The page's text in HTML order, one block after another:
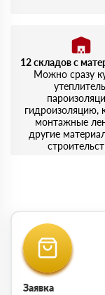
12 складов с
Можно сразу
гидроизоляцию,
монтажные
другие
Заявка